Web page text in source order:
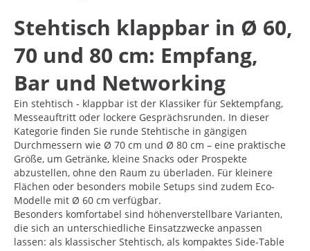
Stehtisch klappbar in Ø 60,
70 und 80 cm: Empfang,
Bar und Networking
Ein stehtisch - klappbar ist der Klassiker für Sektempfang,
Messeauftritt oder lockere Gesprächsrunden. In dieser
Kategorie finden Sie runde Stehtische in gängigen
Durchmessern wie Ø 70 cm und Ø 80 cm – eine praktische
Größe, um Getränke, kleine Snacks oder Prospekte
abzustellen, ohne den Raum zu überladen. Für kleinere
Flächen oder besonders mobile Setups sind zudem Eco-
Modelle mit Ø 60 cm verfügbar.
Besonders komfortabel sind höhenverstellbare Varianten,
die sich an unterschiedliche Einsatzzwecke anpassen
lassen: als klassischer Stehtisch, als kompaktes Side-Table